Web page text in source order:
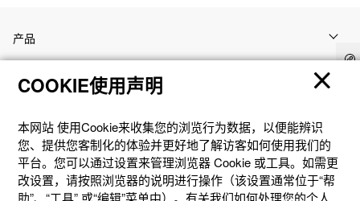
产品
客户支持
资讯
社交媒体
COOKIE使用声明
本网站 使⽤Cookie来收集您的浏览⾏为数据，以便能辨识
您、提供您客制化的体验并更好地了解访客如何使⽤我们的
平台。您可以通过设置来管理浏览器 Cookie 或⼯具。如需更
改设置，请按照浏览器的说明进⾏操作（该设置通常位于“帮
助”、“⼯具” 或“编辑”菜单中）。有关我们如何处理您的个⼈